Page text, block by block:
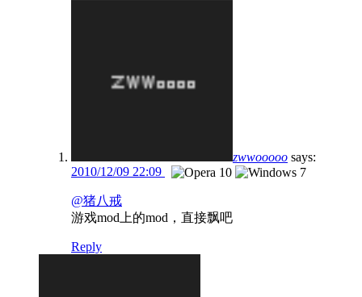
zwwooooo says:
2010/12/09 22:09
@猪八戒
游戏mod上的mod，直接飘吧
Reply